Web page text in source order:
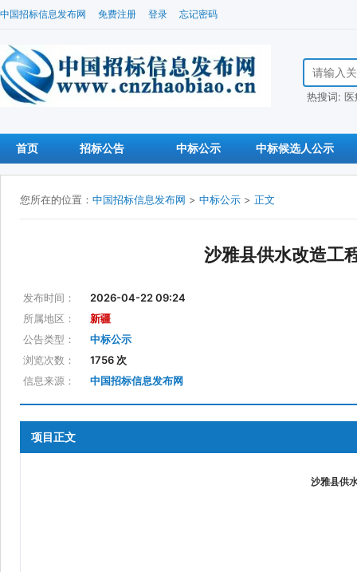
中国招标信息发布网 免费注册 登录 忘记密码
搜索招标信
热搜词:
首页 招标公告 中标公示 中标候选人公示
您所在的位置： 中国招标信息发布网 > 中标公示 > 正文
沙雅县供水改造工
发布时间：
2026-04-22 09:24
所属地区：
新疆
公告类型：
中标公示
浏览次数：
1756 次
信息来源：
中国招标信息发布网
项目正文